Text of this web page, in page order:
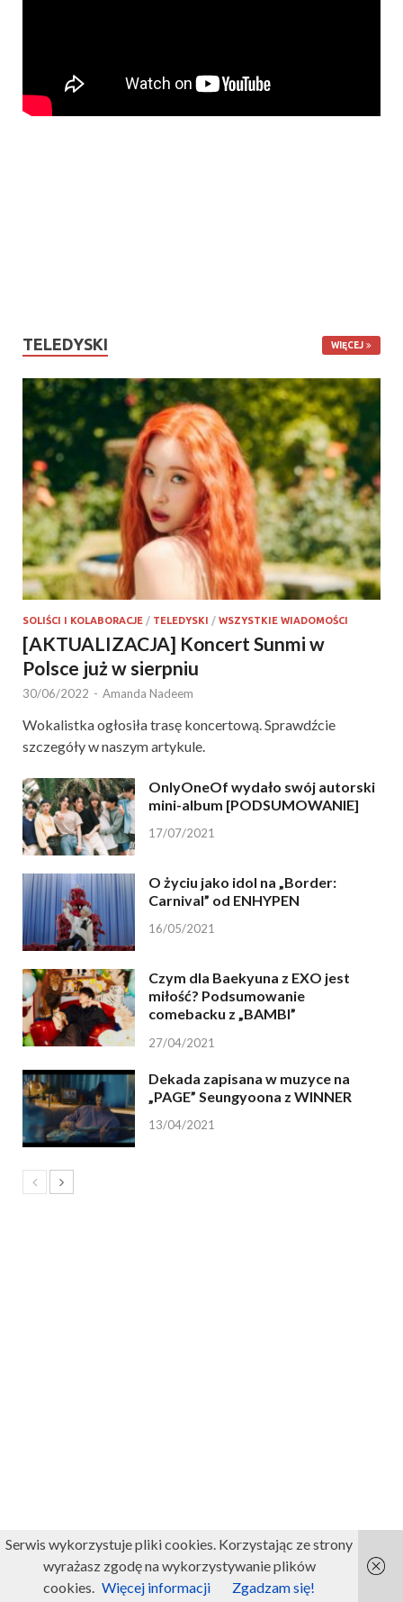
TELEDYSKI WIĘCEJ
SOLIŚCI I KOLABORACJE / TELEDYSKI / WSZYSTKIE WIADOMOŚCI
[AKTUALIZACJA] Koncert Sunmi w
Polsce już w sierpniu
30/06/2022 - Amanda Nadeem
Wokalistka ogłosiła trasę koncertową. Sprawdźcie
szczegóły w naszym artykule.
OnlyOneOf wydało swój autorski
mini-album [PODSUMOWANIE]
17/07/2021
O życiu jako idol na „Border:
Carnival” od ENHYPEN
16/05/2021
Czym dla Baekyuna z EXO jest
miłość? Podsumowanie
comebacku z „BAMBI”
27/04/2021
Dekada zapisana w muzyce na
„PAGE” Seungyoona z WINNER
13/04/2021
Serwis wykorzystuje pliki cookies. Korzystając ze strony
wyrażasz zgodę na wykorzystywanie plików
cookies. Więcej informacji Zgadzam się!